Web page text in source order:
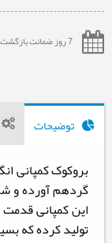
7 روز ضمانت بازگشت
توضیحات
بروکوک کمپانی
گردهم آورده و
این کمپانی
تولید کرده که